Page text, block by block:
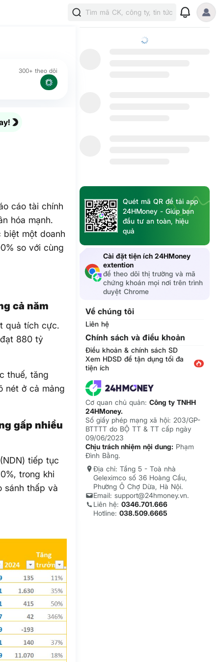
Tìm mã CK, công ty, tin tức
300+ theo dõi
cáo tài chính
hóa mạnh.
biệt một doanh
so với cùng
cả năm
quả tích cực.
880 tỷ
thuế, tăng
nét ở cả mảng
gấp nhiều
tiếp tục
trong khi
sánh thấp và
Quét mã QR để tải app
24HMoney - Giúp bạn
đầu tư an toàn, hiệu
quả
Cài đặt tiện ích 24HMoney
extention
để theo dõi thị trường và mã
chứng khoán mọi nơi trên trình
duyệt Chrome
Về chúng tôi
Liên hệ
Chính sách và điều khoản
Điều khoản & chính sách SD
Xem HDSD để tận dụng tối đa
tiện ích
Cơ quan chủ quản:Công ty TNHH
24HMoney.
Số giấy phép mạng xã hội: 203/GP-
BTTTT do BỘ TT & TT cấp ngày
09/06/2023
Chịu trách nhiệm nội dung: Phạm
Đình Bằng.
Địa chỉ: Tầng 5 - Toà nhà
Geleximco số 36 Hoàng Cầu,
Phường Ô Chợ Dừa, Hà Nội.
Email: support@24hmoney.vn.
Liên hệ:0346.701.666
Hotline:038.509.6665